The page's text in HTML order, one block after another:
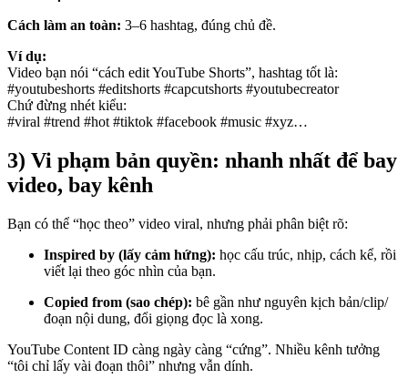
Cách làm an toàn: 3–6 hashtag, đúng chủ đề.
Ví dụ:
Video bạn nói “cách edit YouTube Shorts”, hashtag tốt là:
#youtubeshorts #editshorts #capcutshorts #youtubecreator
Chứ đừng nhét kiểu:
#viral #trend #hot #tiktok #facebook #music #xyz…
3) Vi phạm bản quyền: nhanh nhất để bay
video, bay kênh
Bạn có thể “học theo” video viral, nhưng phải phân biệt rõ:
Inspired by (lấy cảm hứng): học cấu trúc, nhịp, cách kể, rồi
viết lại theo góc nhìn của bạn.
Copied from (sao chép): bê gần như nguyên kịch bản/clip/
đoạn nội dung, đổi giọng đọc là xong.
YouTube Content ID càng ngày càng “cứng”. Nhiều kênh tưởng
“tôi chỉ lấy vài đoạn thôi” nhưng vẫn dính.